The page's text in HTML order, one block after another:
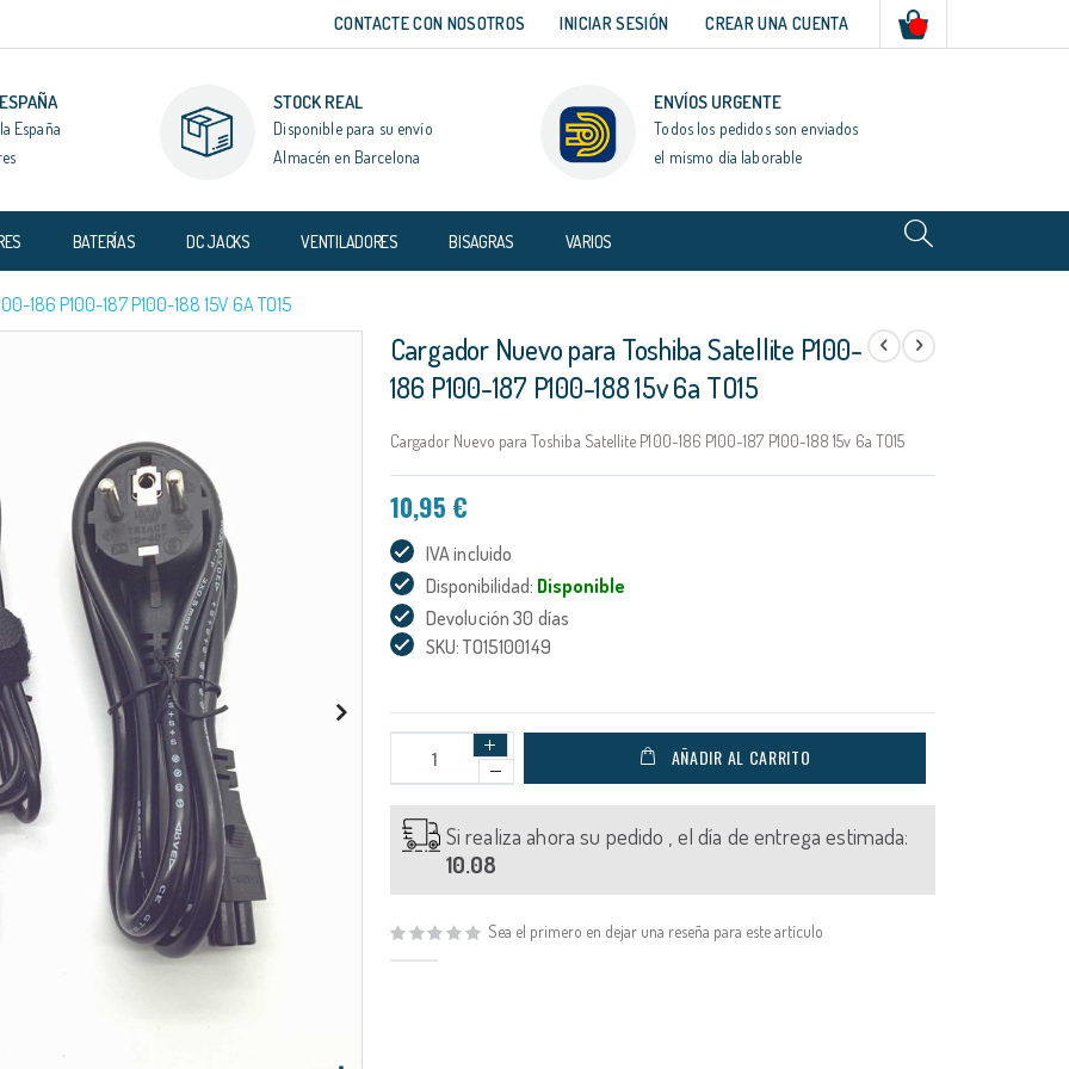
CONTACTE CON NOSOTROS INICIAR SESIÓN CREAR UNA CUENTA
España
STOCK REAL
Disponible para su envío
Almacén en Barcelona
ENVÍOS URGENTE
Todos los pedidos son enviados
el mismo día laborable
BATERÍAS DC JACKS VENTILADORES BISAGRAS VARIOS
186 P100-187 P100-188 15V 6A TO15
Cargador Nuevo para Toshiba Satellite P100-
186 P100-187 P100-188 15v 6a TO15
Cargador Nuevo para Toshiba Satellite P100-186 P100-187 P100-188 15v 6a TO15
10,95 €
IVA incluido
Disponibilidad: Disponible
Devolución 30 días
SKU: TO15100149
AÑADIR AL CARRITO
Si realiza ahora su pedido , el día de entrega estimada:
10.08
Sea el primero en dejar una reseña para este artículo